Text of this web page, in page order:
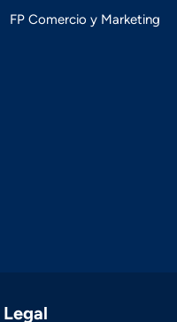
FP Comercio y Marketing
Legal